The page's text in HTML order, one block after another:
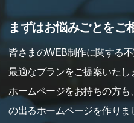
まずはお悩みごとをご
皆さまのWEB制作に関する
最適なプランをご提案いたし
ホームページをお持ちの方
の出るホームページを作りま